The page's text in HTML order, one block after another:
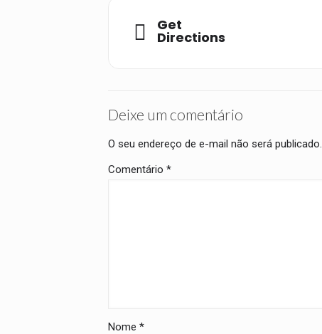
Get
Directions
Deixe um comentário
O seu endereço de e-mail não será publicado.
Comentário *
Nome *